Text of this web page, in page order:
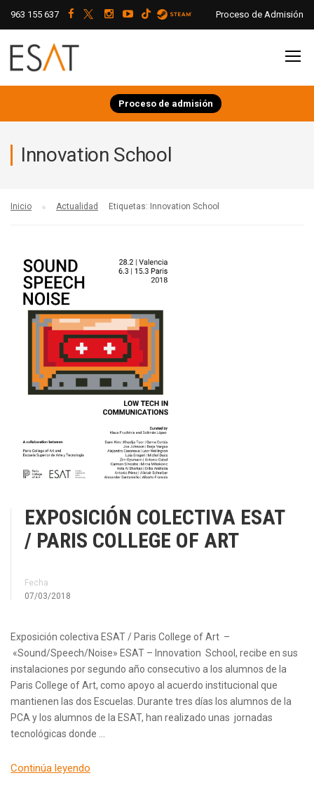
Proceso de admisión
963 155 637 Proceso de Admisión
Innovation School
Inicio Actualidad Etiquetas: Innovation School
EXPOSICIÓN COLECTIVA ESAT
/ PARIS COLLEGE OF ART
Fecha
07/03/2018
Exposición colectiva ESAT / Paris College of Art –
«Sound/Speech/Noise» ESAT – Innovation School, recibe en sus
instalaciones por segundo año consecutivo a los alumnos de la
Paris College of Art, como apoyo al acuerdo institucional que
mantienen las dos Escuelas. Durante tres días los alumnos de la
PCA y los alumnos de la ESAT, han realizado unas jornadas
tecnológicas donde …
Continúa leyendo